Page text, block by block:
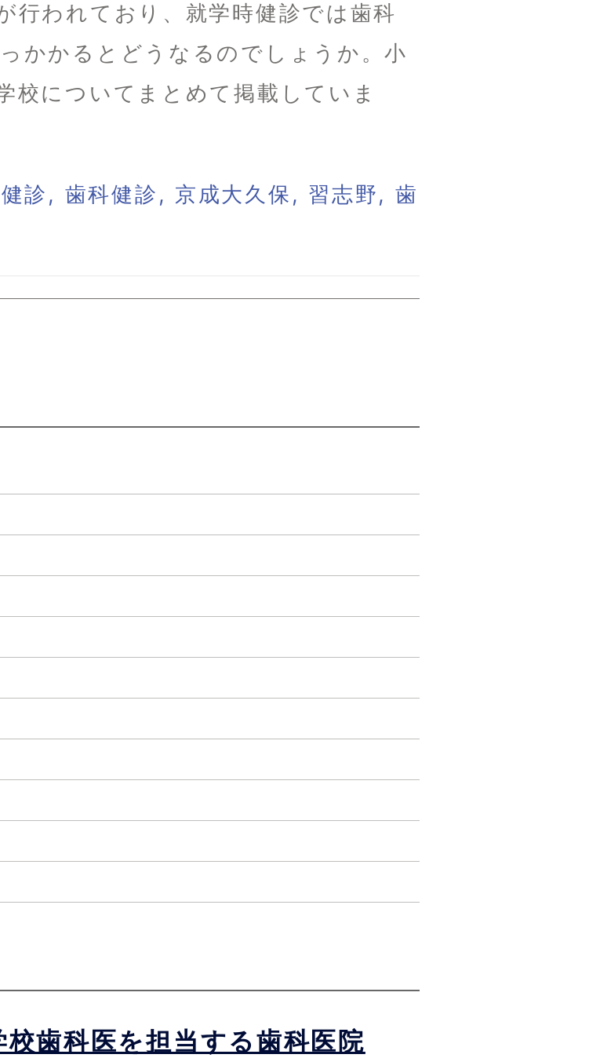
行われており、就学時健診では歯科
かかるとどうなるのでしょうか。小
校についてまとめて掲載していま
診, 歯科健診, 京成大久保, 習志野, 歯
歯科医を担当する歯科医院